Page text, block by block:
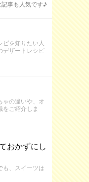
記事も人気です♪
を知りたい人
デザートレシピ
ゃの違いや、オ
ご紹介しま
おかずにし
も、スイーツは